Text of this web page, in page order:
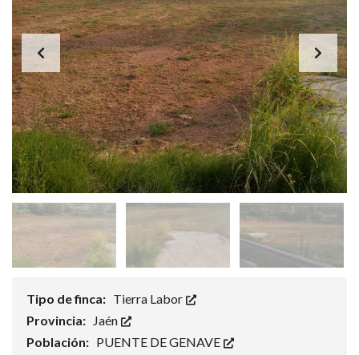
Tipo de finca: Tierra Labor
Provincia: Jaén
Población: PUENTE DE GENAVE